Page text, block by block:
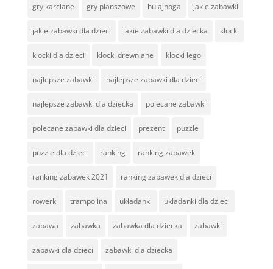
gry karciane gry planszowe hulajnoga jakie zabawki
jakie zabawki dla dzieci jakie zabawki dla dziecka klocki
klocki dla dzieci klocki drewniane klocki lego
najlepsze zabawki najlepsze zabawki dla dzieci
najlepsze zabawki dla dziecka polecane zabawki
polecane zabawki dla dzieci prezent puzzle
puzzle dla dzieci ranking ranking zabawek
ranking zabawek 2021 ranking zabawek dla dzieci
rowerki trampolina układanki układanki dla dzieci
zabawa zabawka zabawka dla dziecka zabawki
zabawki dla dzieci zabawki dla dziecka